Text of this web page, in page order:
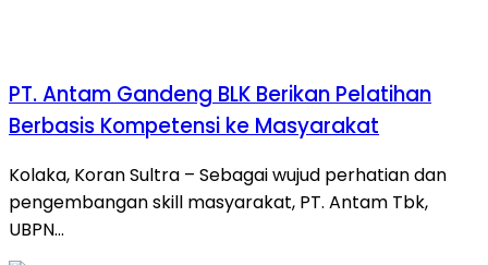
PT. Antam Gandeng BLK Berikan Pelatihan
Berbasis Kompetensi ke Masyarakat
Kolaka, Koran Sultra – Sebagai wujud perhatian dan
pengembangan skill masyarakat, PT. Antam Tbk,
UBPN…